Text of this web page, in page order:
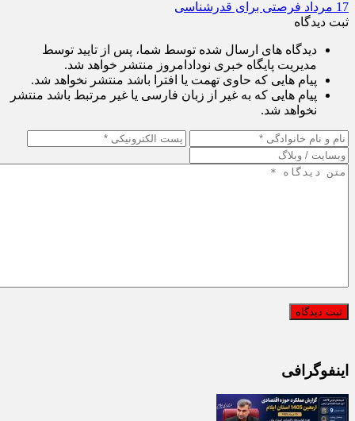
17 مرداد فرصتی برای قدرشناسی
ثبت دیدگاه
دیدگاه های ارسال شده توسط شما، پس از تایید توسط
مدیریت پایگاه خبری نودادامروز منتشر خواهد شد.
پیام هایی که حاوی تهمت یا افترا باشد منتشر نخواهد شد.
پیام هایی که به غیر از زبان فارسی یا غیر مرتبط باشد منتشر
نخواهد شد.
اینفوگرافی